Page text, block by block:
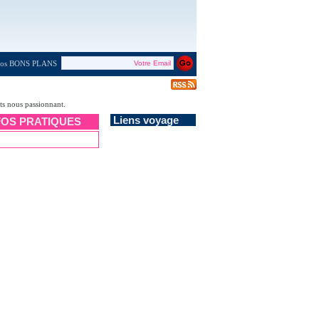
BONS PLANS
nous passionnant.
PRATIQUES Liens voyage